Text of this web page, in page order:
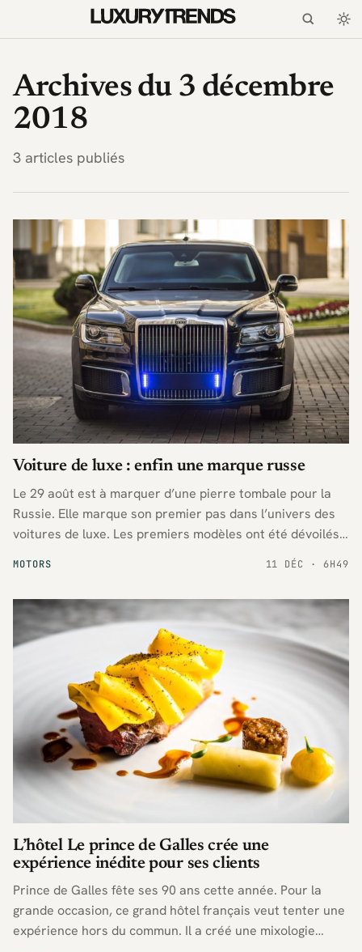
Archives du 3 décembre
2018
3 articles publiés
MOTORS
Voiture de luxe : enfin une marque russe
Le 29 août est à marquer d’une pierre tombale pour la
Russie. Elle marque son premier pas dans l’univers des
voitures de luxe. Les premiers modèles ont été dévoilés
11 DÉC · 6H49
L’hôtel Le prince de Galles crée une
expérience inédite pour ses clients
Prince de Galles fête ses 90 ans cette année. Pour la
grande occasion, ce grand hôtel français veut tenter une
expérience hors du commun. Il a créé une mixologie